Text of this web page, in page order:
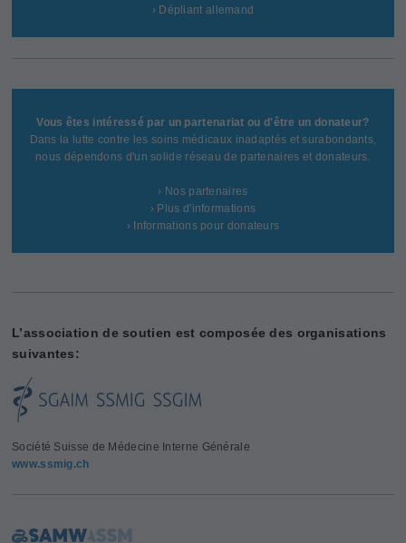
› Dépliant allemand
Vous êtes intéressé par un partenariat ou d'être un donateur?
Dans la lutte contre les soins médicaux inadaptés et surabondants,
nous dépendons d'un solide réseau de partenaires et donateurs.
› Nos partenaires
› Plus d'informations
› Informations pour donateurs
L’association de soutien est composée des organisations
suivantes:
Société Suisse de Médecine Interne Générale
www.ssmig.ch